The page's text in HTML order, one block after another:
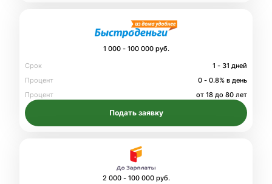
1 000 - 100 000 руб.
Срок
1 - 31 дней
Процент
0 - 0.8% в день
Процент
от 18 до 80 лет
Подать заявку
2 000 - 100 000 руб.